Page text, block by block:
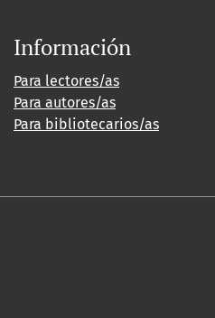
Información
Para lectores/as
Para autores/as
Para bibliotecarios/as